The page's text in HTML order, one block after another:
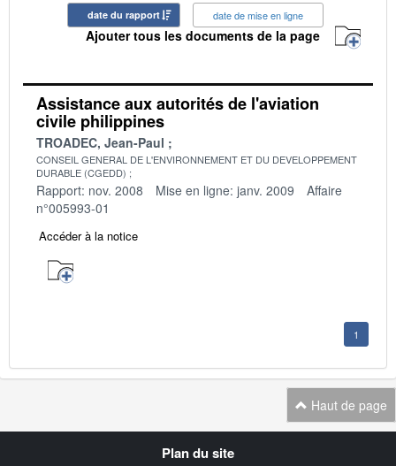
date du rapport date de mise en ligne
Ajouter tous les documents de la page
Assistance aux autorités de l'aviation
civile philippines
TROADEC, Jean-Paul
CONSEIL GENERAL DE L'ENVIRONNEMENT ET DU DEVELOPPEMENT
DURABLE (CGEDD)
Rapport: nov. 2008 Mise en ligne: janv. 2009
Affaire
n°005993-01
Accéder à la notice
1
Haut de page
Plan du site